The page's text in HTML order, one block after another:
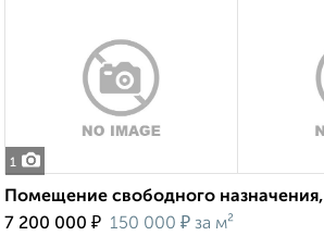
1
Помещение свободного
7 200 000 ₽ 150 000 ₽ за м²